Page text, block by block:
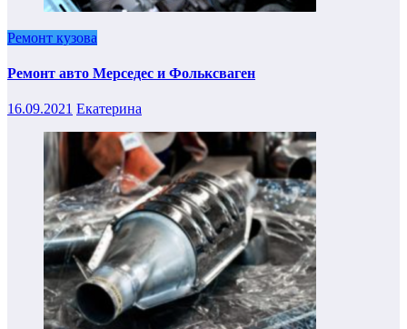
Ремонт кузова
Ремонт авто Мерседес и Фольксваген
16.09.2021 Екатерина